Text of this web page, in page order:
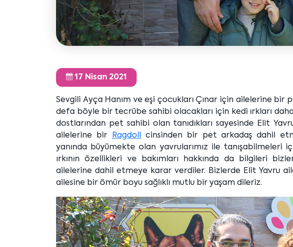
17 Nisan 2021
Sevgili Ayça Hanım ve eşi çocukları Çınar için ailelerine
defa böyle bir tecrübe sahibi olacakları için kedi ırkları
dostlarından pet sahibi olan tanıdıkları sayesinde Elit
ailelerine bir Ragdollcinsinden bir pet arkadaş dahil
yanında büyümekte olan yavrularımız ile
ırkının özellikleri ve bakımları hakkında da bilgileri
ailelerine dahil etmeye karar verdiler. Bizlerde Elit Yavru
ailesine bir ömür boyu sağlıklı mutlu bir yaşam dileriz.